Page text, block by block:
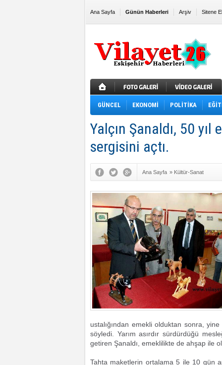
Ana Sayfa Günün Haberleri Arşiv Sitene
GÜNCEL EKONOMİ POLİTİKA
Yalçın Şanaldı, 50
sergisini açtı.
Ana Sayfa » Kültür-Sanat
ustalığından emekli olduktan sonra,
söyledi. Yarım asırdır sürdürdüğü
getiren Şanaldı, emeklilikte de ahşap ile
Tahta maketlerin ortalama 5 ile 10 gün